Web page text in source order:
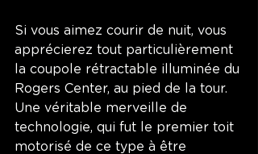
Si vous aimez courir de nuit, vous
apprécierez tout particulièrement
la coupole rétractable illuminée du
Rogers Center, au pied de la tour.
Une véritable merveille de
technologie, qui fut le premier toit
motorisé de ce type à être